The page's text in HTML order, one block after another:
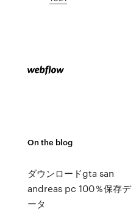
On the blog
ダウンロードgta san
andreas pc 100％保存デ
ータ